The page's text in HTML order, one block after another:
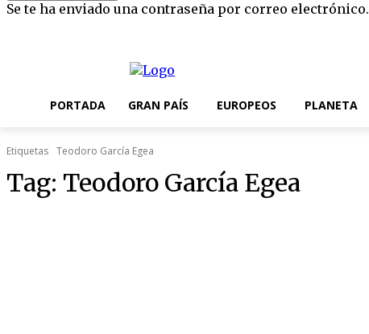
Se te ha enviado una contraseña por correo electrónico.
PORTADA GRAN PAÍS EUROPEOS PLANETA
Etiquetas Teodoro García Egea
Tag: Teodoro García Egea